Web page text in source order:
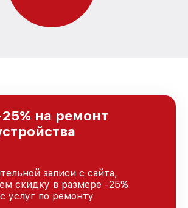
на ремонт
записи с сайта,
скидку в размере -25%
услуг по ремонту